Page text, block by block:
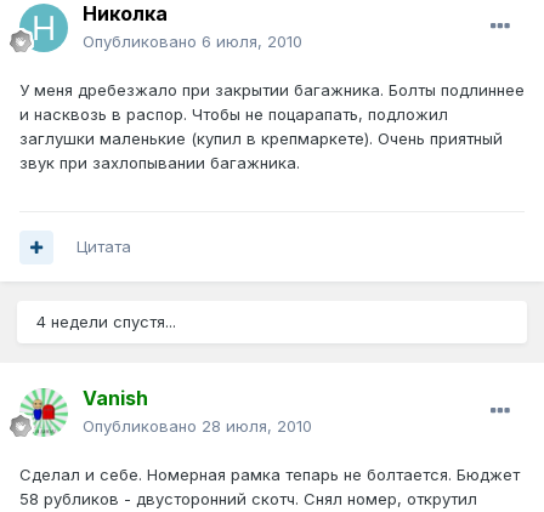
Николка
Опубликовано 6 июля, 2010
У меня дребезжало при закрытии багажника. Болты подлиннее
и насквозь в распор. Чтобы не поцарапать, подложил
заглушки маленькие (купил в крепмаркете). Очень приятный
звук при захлопывании багажника.
Цитата
4 недели спустя...
Vanish
Опубликовано 28 июля, 2010
Сделал и себе. Номерная рамка тепарь не болтается. Бюджет
58 рубликов - двусторонний скотч. Снял номер, открутил